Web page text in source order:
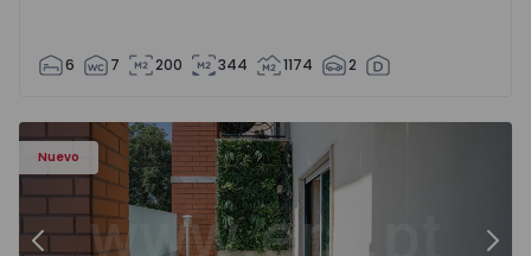
6 7 200 344 1174 2
Nuevo
- 19
Apartamento T3 Oeiras, Carnaxide e Queijas - 1524029 - 1